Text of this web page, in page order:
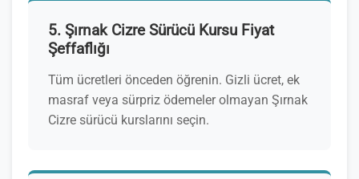
5. Şırnak Cizre Sürücü Kursu Fiyat
Şeffaflığı
Tüm ücretleri önceden öğrenin. Gizli ücret, ek
masraf veya sürpriz ödemeler olmayan Şırnak
Cizre sürücü kurslarını seçin.